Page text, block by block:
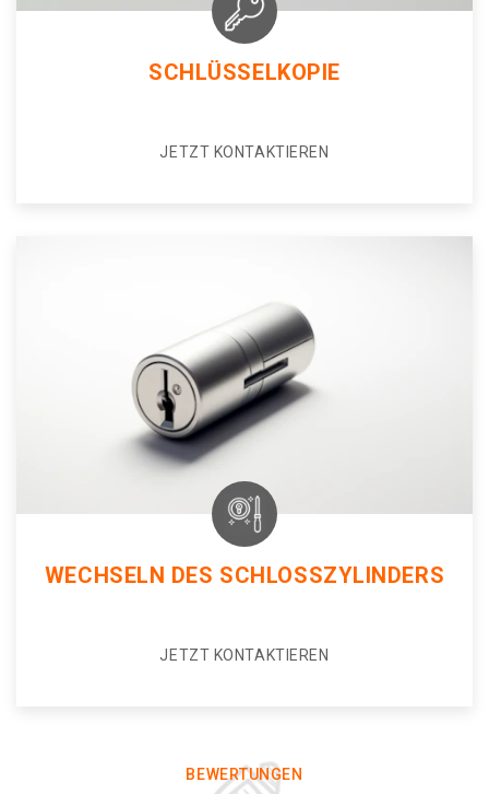
SCHLÜSSELKOPIE
JETZT KONTAKTIEREN
WECHSELN DES SCHLOSSZYLINDERS
JETZT KONTAKTIEREN
BEWERTUNGEN